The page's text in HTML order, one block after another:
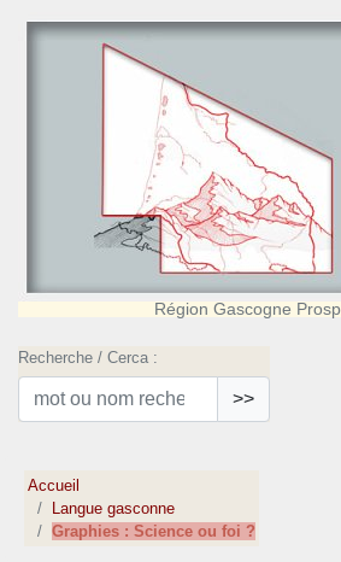
Région Gascogne
Recherche / Cerca :
>>
Accueil
Langue gasconne
Graphies : Science ou foi ?